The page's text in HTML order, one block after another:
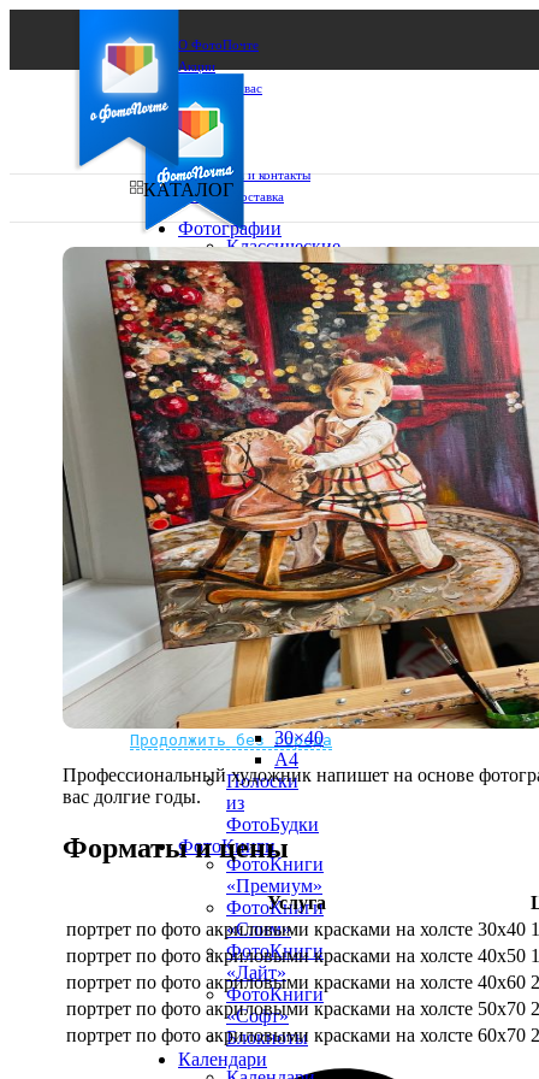
О ФотоПочте
Акции
Сделаем за вас
Бизнесу
FAQ
Франшиза
Поддержка и контакты
Оплата и доставка
Ваш город:
Ваш регион доставки
Выберите из списка:
Не нашли Ваш город?
Мы доставляем по всему миру
Продолжить без города
КАТАЛОГ
Фотографии
Классические
фото
10х10
10х15
13х18
15х15
15х20
20х20
20х30
30х30
30х40
А4
Фото
в
рамке
10х10
10×15
13×18
15×15
15×20
20×20
20×30
30×30
30×40
A4
Полоски
из
ФотоБудки
ФотоКниги
ФотоКниги
«Премиум»
ФотоКниги
«Слим»
ФотоКниги
«Лайт»
ФотоКниги
«Софт»
Блокноты
Календари
Профессиональный художник напишет на основе
вас долгие годы.
Форматы и цены
Услуга
портрет по фото акриловыми красками на холсте 30х40
портрет по фото акриловыми красками на холсте 40х50
портрет по фото акриловыми красками на холсте 40х60
портрет по фото акриловыми красками на холсте 50х70
портрет по фото акриловыми красками на холсте 60х70